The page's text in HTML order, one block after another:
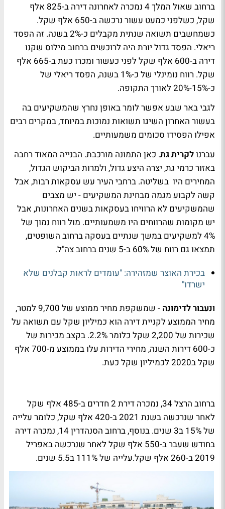
ברחוב שאול המלך 4 נמכרה לאחרונה דירה ב-825 אלף
שקל, כשלפני כמעט עשור נרכשה ב-650 אלף שקל.
כשמחשבים תשואה שנתית מקבלים כ-2% בשנה. זה הפסד
ריאלי. הפסד גדול יורת היה לרוכשים ברחוב מילוס שקנו
דירה ב-600 אלף שקל לפני כעשור ומכרו כעת ב-665 אלף
שקל. רווח נומינלי של כ-1% בשנה, הפסד ריאלי של
כ-15%-20% לאורך התקופה.
לגבי באר שבע אפשר לומר באופן נחרץ שהמשקיעים בה
בעשור האחרון השיגו תשואות נמוכות במיוחד, במקרים רבים
אפילו הפסידו סכומים משמעותיים.
עברנולקרית גת. כאן התמונה מורכבת. הבנייה המאוד רחבה
באזור כרמי גת, יצרה היצע גדול, ולמרות הביקוש הגדול,
המחירים היו בשליטה. ברחבי העיר עש עסקאות רבות, אבל
קשה לקבוע מגמה מבחינת המשקיעים - יש מצבים
שהמשקיעים לא הרוויחו בעסקאות בשנים האחרונות, אבל
יש מקומות שהרווחים היו משמעותיים. מול רווח נמוך של
4% למשקיעים במשך שנתיים בעסקה ברחוב השופטים,
תמצאו גם רווח של 60% ב-5 שנים ברחוב צה"ל.
בכירת האוצר שמזהירה: "עומדים לראות קבלנים שלא
ישרדו"
ונעבור לדימונה
- שמשקפת מחיר ממוצע של 9,700 למטר,
מחיר הממוצע לקניית דירה הוא כמיליון שקל עם תשואה על
שכירות של 2,200 שקל כלומר 2.2%. בקצב מכירות של
כ-600 דירות השנה, מחירי הדירות עלו בממוצע מ-700 אלף
שקל ב2020 לכמיליון שקל כעת.
ברחוב הרצל 34, נמכרה דירת 2 חדרים ב-485 אלף שקל
לאחר שנרכשה בשנת 2021 ב-420 אלף שקל, כלומר עלייה
של 15% ב3 שנים. בנוסף, ברחוב הסנהדרין 14, נמכרה דירה
בחודש שעבר ב-550 אלף שקל לאחר שנרכשה באפריל
2019 ב-260 אלף שקל.עלייה של 111% ב5.5 שנים.